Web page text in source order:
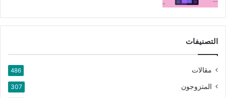
التصنيفات
مقالات 486
المتزوجون 307